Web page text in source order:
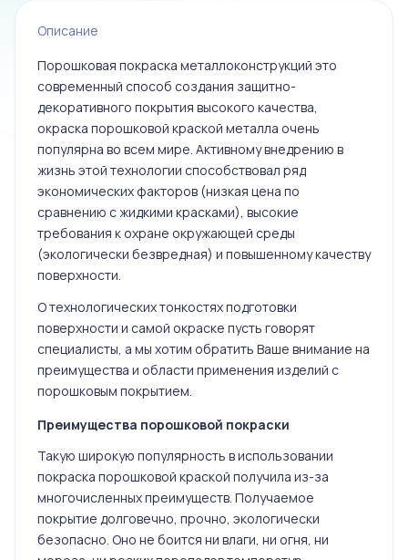
Описание
Порошковая покраска металлоконструкций это
современный способ создания защитно-
декоративного покрытия высокого качества,
окраска порошковой краской металла очень
популярна во всем мире. Активному внедрению в
жизнь этой технологии способствовал ряд
экономических факторов (низкая цена по
сравнению с жидкими красками), высокие
требования к охране окружающей среды
(экологически безвредная) и повышенному качеству
поверхности.
О технологических тонкостях подготовки
поверхности и самой окраске пусть говорят
специалисты, а мы хотим обратить Ваше внимание на
преимущества и области применения изделий с
порошковым покрытием.
Преимущества порошковой покраски
Такую широкую популярность в использовании
покраска порошковой краской получила из-за
многочисленных преимуществ. Получаемое
покрытие долговечно, прочно, экологически
безопасно. Оно не боится ни влаги, ни огня, ни